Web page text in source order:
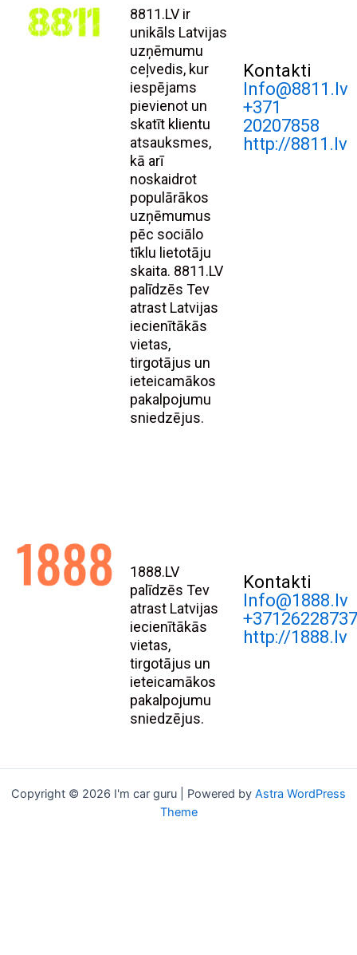
8811.LV ir
unikāls Latvijas
uzņēmumu
ceļvedis, kur
iespējams
pievienot un
skatīt klientu
atsauksmes,
kā arī
noskaidrot
populārākos
uzņēmumus
pēc sociālo
tīklu lietotāju
skaita. 8811.LV
palīdzēs Tev
atrast Latvijas
iecienītākās
vietas,
tirgotājus un
ieteicamākos
pakalpojumu
sniedzējus.
Kontakti
Info@8811.lv
+371
20207858
http://8811.lv
1888.LV
palīdzēs Tev
atrast Latvijas
iecienītākās
vietas,
tirgotājus un
ieteicamākos
pakalpojumu
sniedzējus.
Kontakti
Info@1888.lv
http://1888.lv
Copyright © 2026 I'm car guru | Powered by Astra WordPress
Theme